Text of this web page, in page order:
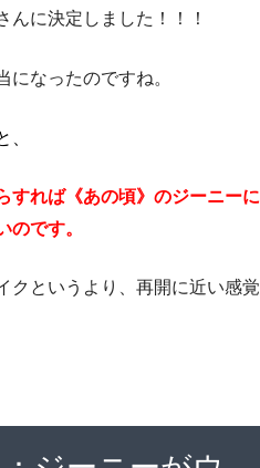
んに決定しました！！！
なったのですね。
、
すれば《あの頃》のジーニーに
のです。
クというより、再開に近い感覚